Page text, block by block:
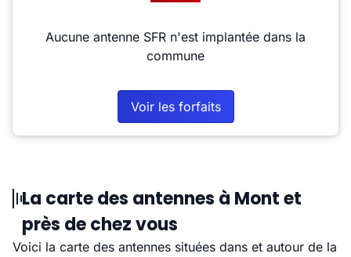
Aucune antenne SFR n'est implantée dans la
commune
Voir les forfaits
La carte des antennes à Mont et
près de chez vous
Voici la carte des antennes situées dans et autour de la